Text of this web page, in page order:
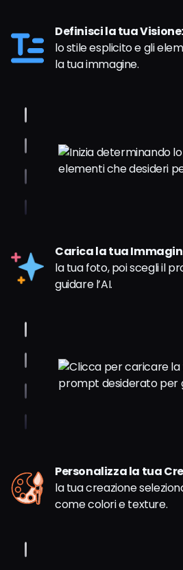
Definisci la tua Visione:
lo stile esplicito e gli
la tua immagine.
Carica la tua
la tua foto, poi scegli il
guidare l’AI.
Personalizza la tua
la tua creazione
come colori e texture.